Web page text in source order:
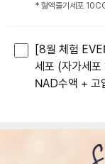
* 혈액줄기세포
[8월 체험
세포 (자가세
NAD수액 + 고